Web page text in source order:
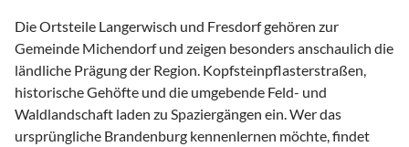
Die Ortsteile Langerwisch und Fresdorf gehören zur
Gemeinde Michendorf und zeigen besonders anschaulich die
ländliche Prägung der Region. Kopfsteinpflasterstraßen,
historische Gehöfte und die umgebende Feld- und
Waldlandschaft laden zu Spaziergängen ein. Wer das
ursprüngliche Brandenburg kennenlernen möchte, findet